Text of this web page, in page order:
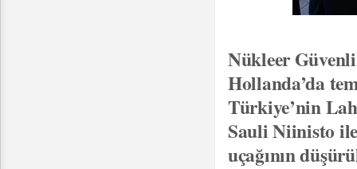
Nükleer
Hollanda’da
Türkiye’nin
Sauli Niinisto ile
uçağının